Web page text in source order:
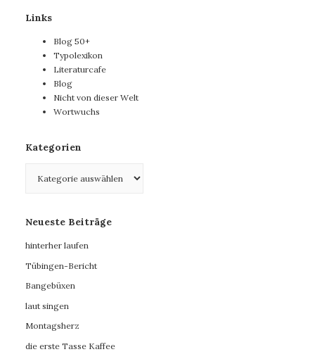
Links
Blog 50+
Typolexikon
Literaturcafe
Blog
Nicht von dieser Welt
Wortwuchs
Kategorien
Neueste Beiträge
hinterher laufen
Tübingen-Bericht
Bangebüxen
laut singen
Montagsherz
die erste Tasse Kaffee